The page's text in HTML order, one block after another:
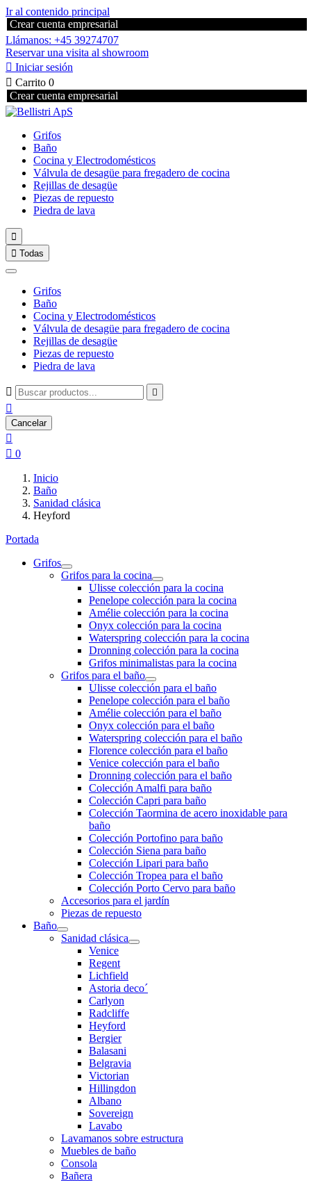
Ir al contenido principal
Crear cuenta empresarial
Llámanos: +45 39274707
Reservar una visita al showroom
 Iniciar sesión
 Carrito 0
Crear cuenta empresarial
Grifos
Baño
Cocina y Electrodomésticos
Válvula de desagüe para fregadero de cocina
Rejillas de desagüe
Piezas de repuesto
Piedra de lava

 Todas
Grifos
Baño
Cocina y Electrodomésticos
Válvula de desagüe para fregadero de cocina
Rejillas de desagüe
Piezas de repuesto
Piedra de lava
 

Cancelar

 0
Inicio
Baño
Sanidad clásica
Heyford
Portada
Grifos
Grifos para la cocina
Ulisse colección para la cocina
Penelope colección para la cocina
Amélie colección para la cocina
Onyx colección para la cocina
Waterspring colección para la cocina
Dronning colección para la cocina
Grifos minimalistas para la cocina
Grifos para el baño
Ulisse colección para el baño
Penelope colección para el baño
Amélie colección para el baño
Onyx colección para el baño
Waterspring colección para el baño
Florence colección para el baño
Venice colección para el baño
Dronning colección para el baño
Colección Amalfi para baño
Colección Capri para baño
Colección Taormina de acero inoxidable para
baño
Colección Portofino para baño
Colección Siena para baño
Colección Lipari para baño
Colección Tropea para el baño
Colección Porto Cervo para baño
Accesorios para el jardín
Piezas de repuesto
Baño
Sanidad clásica
Venice
Regent
Lichfield
Astoria deco´
Carlyon
Radcliffe
Heyford
Bergier
Balasani
Belgravia
Victorian
Hillingdon
Albano
Sovereign
Lavabo
Lavamanos sobre estructura
Muebles de baño
Consola
Bañera